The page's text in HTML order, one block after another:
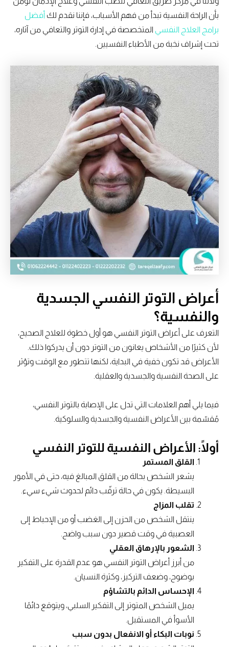
بأن الراحة النفسية تبدأ من فهم الأسباب، فإننا نقدم لكأفضل
برامج العلاج النفسي
المتخصصة في إدارة التوتر والتعافي من آثاره،
تحت إشراف نخبة من الأطباء النفسيين.
أعراض التوتر النفسي الجسدية
والنفسية؟
التعرف على أعراض التوتر النفسي هو أول خطوة للعلاج الصحيح،
لأن كثيرًا من الأشخاص يعانون من التوتر دون أن يدركوا ذلك.
الأعراض قد تكون خفية في البداية، لكنها تتطور مع الوقت وتؤثر
على الصحة النفسية والجسدية والعقلية.
فيما يلي أهم العلامات التي تدل على الإصابة بالتوتر النفسي،
مُقسّمة بين الأعراض النفسية والجسدية والسلوكية.
أولًا:الأعراض النفسية للتوتر النفسي
القلق المستمر
يشعر الشخص بحالة من القلق المبالغ فيه، حتى في الأمور
البسيطة. يكون في حالة ترقّب دائم لحدوث شيء سيء.
تقلب المزاج
ينتقل الشخص من الحزن إلى الغضب أو من الإحباط إلى
العصبية في وقت قصير دون سبب واضح.
الشعور بالإرهاق العقلي
من أبرز أعراض التوتر النفسي هو عدم القدرة على التفكير
بوضوح، وضعف التركيز، وكثرة النسيان.
الإحساس الدائم بالتشاؤم
يميل الشخص المتوتر إلى التفكير السلبي، ويتوقع دائمًا
الأسوأ في المستقبل.
نوبات البكاء أو الانفعال بدون سبب